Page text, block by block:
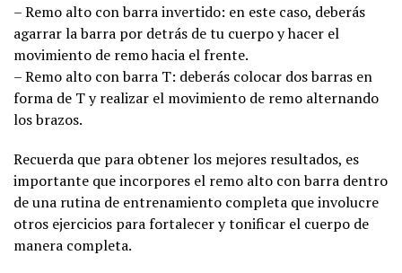
– Remo alto con barra invertido: en este caso, deberás
agarrar la barra por detrás de tu cuerpo y hacer el
movimiento de remo hacia el frente.
– Remo alto con barra T: deberás colocar dos barras en
forma de T y realizar el movimiento de remo alternando
los brazos.
Recuerda que para obtener los mejores resultados, es
importante que incorpores el remo alto con barra dentro
de una rutina de entrenamiento completa que involucre
otros ejercicios para fortalecer y tonificar el cuerpo de
manera completa.